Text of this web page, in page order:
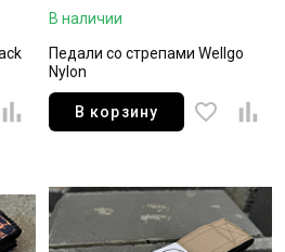
В наличии
Педали со стрепами Wellgo
Nylon
В корзину